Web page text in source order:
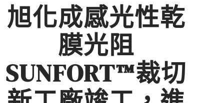
旭化成感光性乾
膜光阻
SUNFORT™裁切